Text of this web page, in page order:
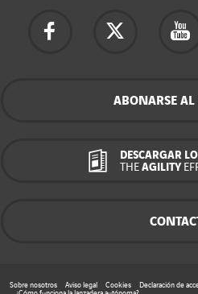
ABONARSE AL
DESCARGAR
THE AGILITY
Sobre nosotros Aviso legal Cookies Declaración de